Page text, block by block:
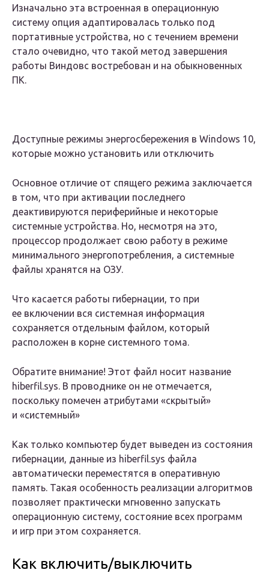
Изначально эта встроенная в операционную
систему опция адаптировалась только под
портативные устройства, но с течением времени
стало очевидно, что такой метод завершения
работы Виндовс востребован и на обыкновенных
ПК.
Доступные режимы энергосбережения в Windows 10,
которые можно установить или отключить
Основное отличие от спящего режима заключается
в том, что при активации последнего
деактивируются периферийные и некоторые
системные устройства. Но, несмотря на это,
процессор продолжает свою работу в режиме
минимального энергопотребления, а системные
файлы хранятся на ОЗУ.
Что касается работы гибернации, то при
ее включении вся системная информация
сохраняется отдельным файлом, который
расположен в корне системного тома.
Обратите внимание! Этот файл носит название
hiberfil.sys. В проводнике он не отмечается,
поскольку помечен атрибутами «скрытый»
и «системный»
Как только компьютер будет выведен из состояния
гибернации, данные из hiberfil.sys файла
автоматически переместятся в оперативную
память. Такая особенность реализации алгоритмов
позволяет практически мгновенно запускать
операционную систему, состояние всех программ
и игр при этом сохраняется.
Как включить/выключить